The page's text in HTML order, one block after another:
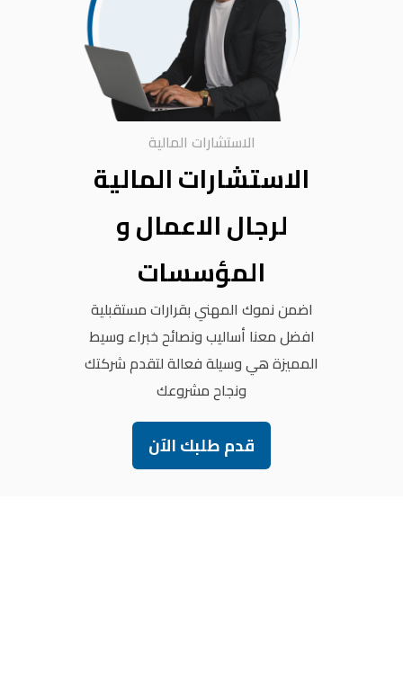
الاستشارات المالية
الاستشارات المالية
لرجال الاعمال و
المؤسسات
اضمن نموك المهني بقرارات مستقبلية
افضل معنا أساليب ونصائح خبراء وسيط
المميزة هي وسيلة فعالة لتقدم شركتك
ونجاح مشروعك
قدم طلبك الآن